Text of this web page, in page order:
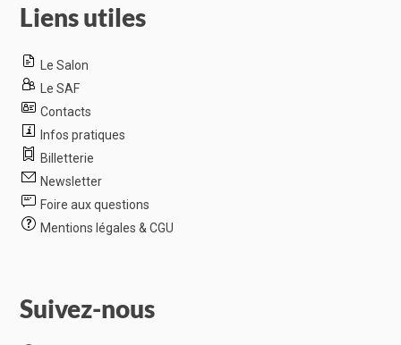
Liens utiles
Le Salon
Le SAF
Contacts
Infos pratiques
Billetterie
Newsletter
Foire aux questions
Mentions légales & CGU
Suivez-nous